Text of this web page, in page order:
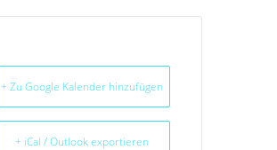
+ Zu Google Kalender hinzufügen
+ iCal / Outlook exportieren